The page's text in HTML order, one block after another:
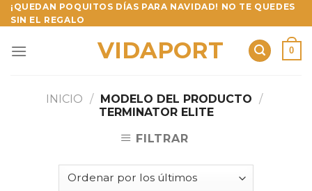
Skip
to
¡QUEDAN POQUITOS DÍAS PARA NAVIDAD! NO TE QUEDES
SIN EL REGALO
VIDAPORT 0
INICIO / MODELO DEL PRODUCTO /
TERMINATOR ELITE
FILTRAR